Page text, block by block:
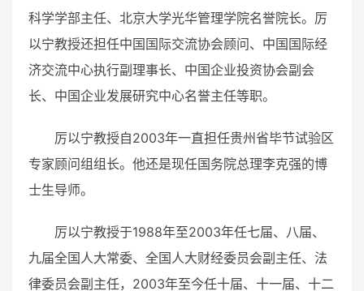
科学学部主任、北京大学光华管理学院名誉院长。厉
以宁教授还担任中国国际交流协会顾问、 中国国际经
济交流中心执行副理事长、 中国企业投资协会副会
长、 中国企业发展研究中心名誉主任等职。
厉以宁教授自2003年一直担任贵州省毕节试验区
专家顾问组组长。他还是现任国务院总理李克强的博
士生导师。
厉以宁教授于1988年至2003年任七届、八届、
九届全国人大常委、全国人大财经委员会副主任、法
律委员会副主任，2003年至今任十届、十一届、十二